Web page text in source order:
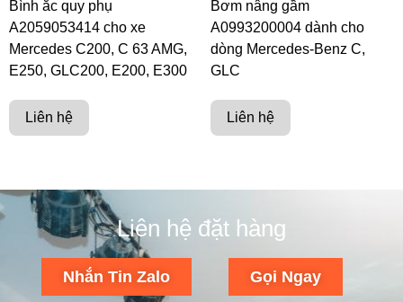
Bình ắc quy phụ
A2059053414 cho xe
Mercedes C200, C 63 AMG,
E250, GLC200, E200, E300
Liên hệ
Bơm nâng gầm
A0993200004 dành cho
dòng Mercedes-Benz C,
GLC
Liên hệ
Liên hệ đặt hàng
Nhắn Tin Zalo Gọi Ngay